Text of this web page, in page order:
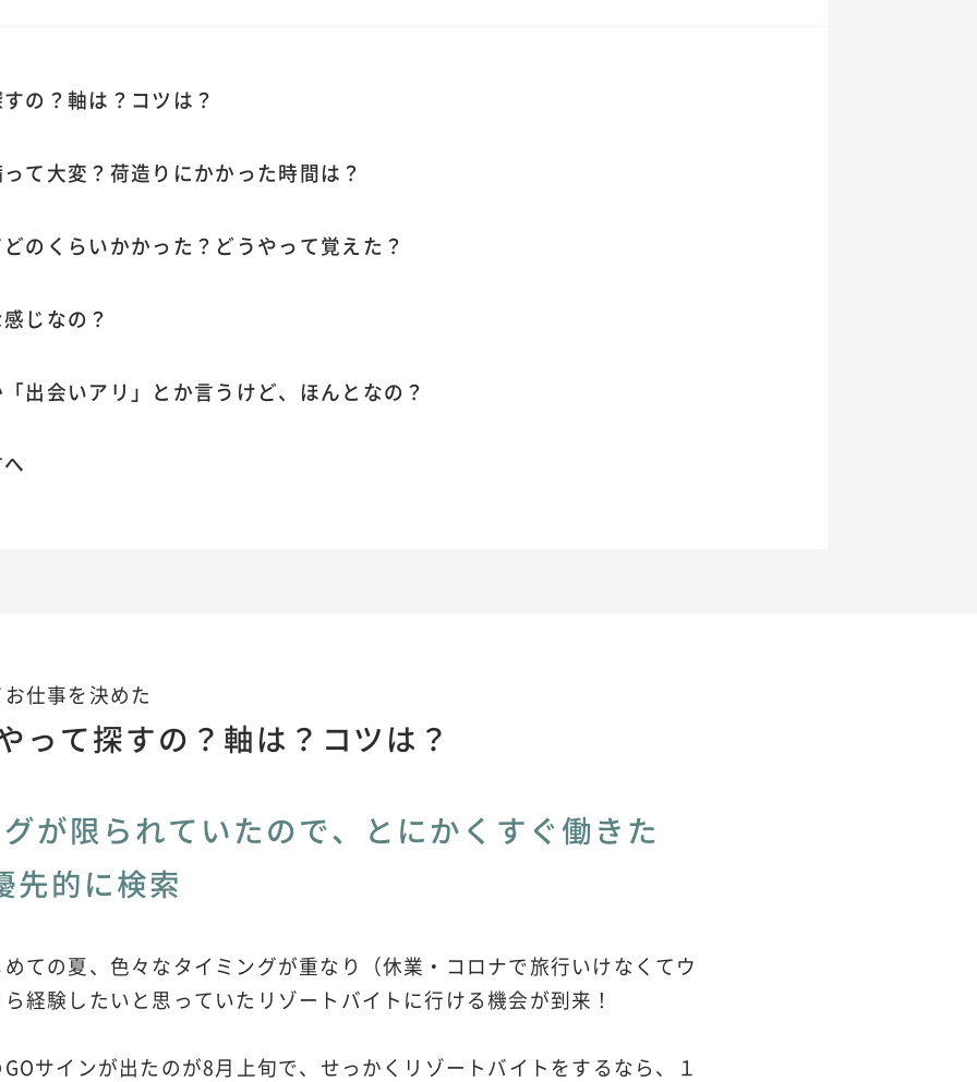
の？軸は？コツは？
て大変？荷造りにかかった時間は？
のくらいかかった？どうやって覚えた？
じなの？
出会いアリ」とか言うけど、ほんとなの？
仕事を決めた
って探すの？軸は？コツは？
が限られていたので、とにかくすぐ働きた
先的に検索
ての夏、色々なタイミングが重なり（休業・コロナで旅行いけなくてウ
経験したいと思っていたリゾートバイトに行ける機会が到来！
サインが出たのが8月上旬で、せっかくリゾートバイトをするなら、１